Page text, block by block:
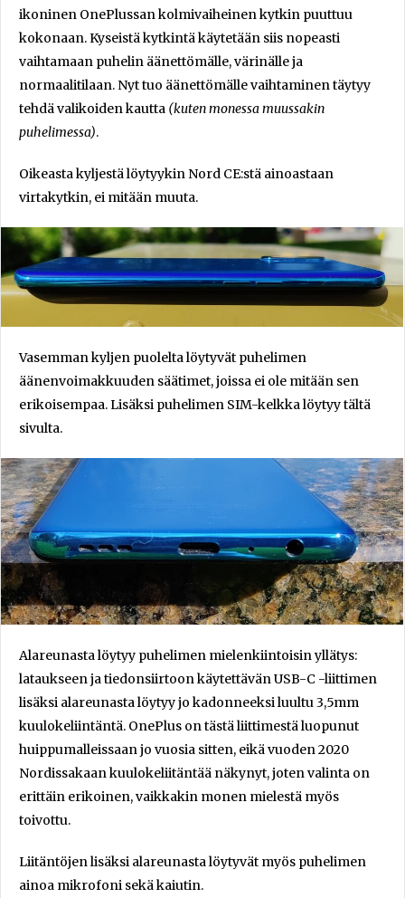
ikoninen OnePlussan kolmivaiheinen kytkin puuttuu
kokonaan. Kyseistä kytkintä käytetään siis nopeasti
vaihtamaan puhelin äänettömälle, värinälle ja
normaalitilaan. Nyt tuo äänettömälle vaihtaminen täytyy
tehdä valikoiden kautta (kuten monessa muussakin
puhelimessa).
Oikeasta kyljestä löytyykin Nord CE:stä ainoastaan
virtakytkin, ei mitään muuta.
Vasemman kyljen puolelta löytyvät puhelimen
äänenvoimakkuuden säätimet, joissa ei ole mitään sen
erikoisempaa. Lisäksi puhelimen SIM-kelkka löytyy tältä
sivulta.
Alareunasta löytyy puhelimen mielenkiintoisin yllätys:
lataukseen ja tiedonsiirtoon käytettävän USB-C -liittimen
lisäksi alareunasta löytyy jo kadonneeksi luultu 3,5mm
kuulokeliintäntä. OnePlus on tästä liittimestä luopunut
huippumalleissaan jo vuosia sitten, eikä vuoden 2020
Nordissakaan kuulokeliitäntää näkynyt, joten valinta on
erittäin erikoinen, vaikkakin monen mielestä myös
toivottu.
Liitäntöjen lisäksi alareunasta löytyvät myös puhelimen
ainoa mikrofoni sekä kaiutin.